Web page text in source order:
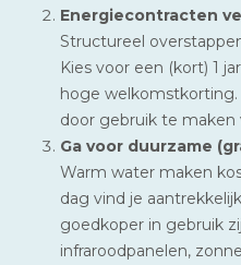
Energiecontracten
Structureel
Kies voor een (kort) 1
hoge
door gebruik te maken
Ga voor duurzame
Warm water maken
dag vind je
goedkoper in gebruik
infraroodpanelen,